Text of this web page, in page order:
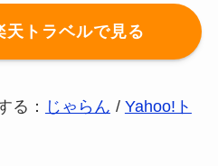
天トラベルで見る
る： じゃらん / Yahoo!ト